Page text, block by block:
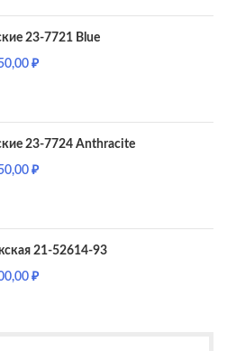
23-7721 Blue
₽
23-7724 Anthracite
₽
21-52614-93
₽